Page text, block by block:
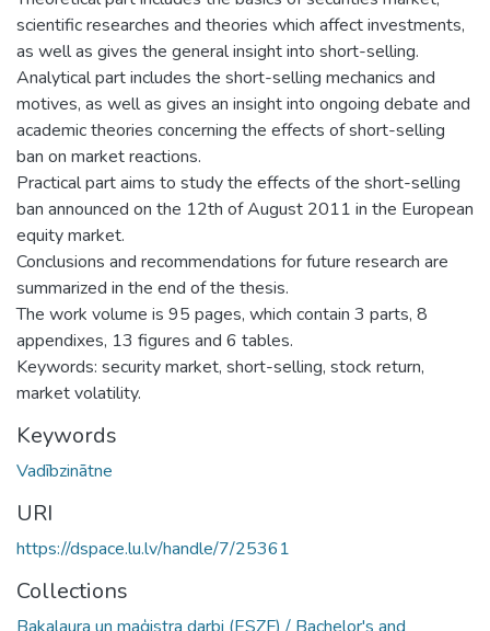
scientific researches and theories which affect investments,
as well as gives the general insight into short-selling.
Analytical part includes the short-selling mechanics and
motives, as well as gives an insight into ongoing debate and
academic theories concerning the effects of short-selling
ban on market reactions.
Practical part aims to study the effects of the short-selling
ban announced on the 12th of August 2011 in the European
equity market.
Conclusions and recommendations for future research are
summarized in the end of the thesis.
The work volume is 95 pages, which contain 3 parts, 8
appendixes, 13 figures and 6 tables.
Keywords: security market, short-selling, stock return,
market volatility.
Keywords
Vadībzinātne
URI
https://dspace.lu.lv/handle/7/25361
Collections